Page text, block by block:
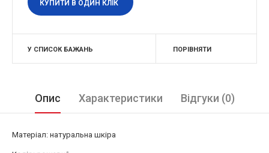
КУПИТИ В ОДИН КЛІК
У СПИСОК БАЖАНЬ ПОРІВНЯТИ
Опис Характеристики Відгуки (0)
Матеріал: натуральна шкіра